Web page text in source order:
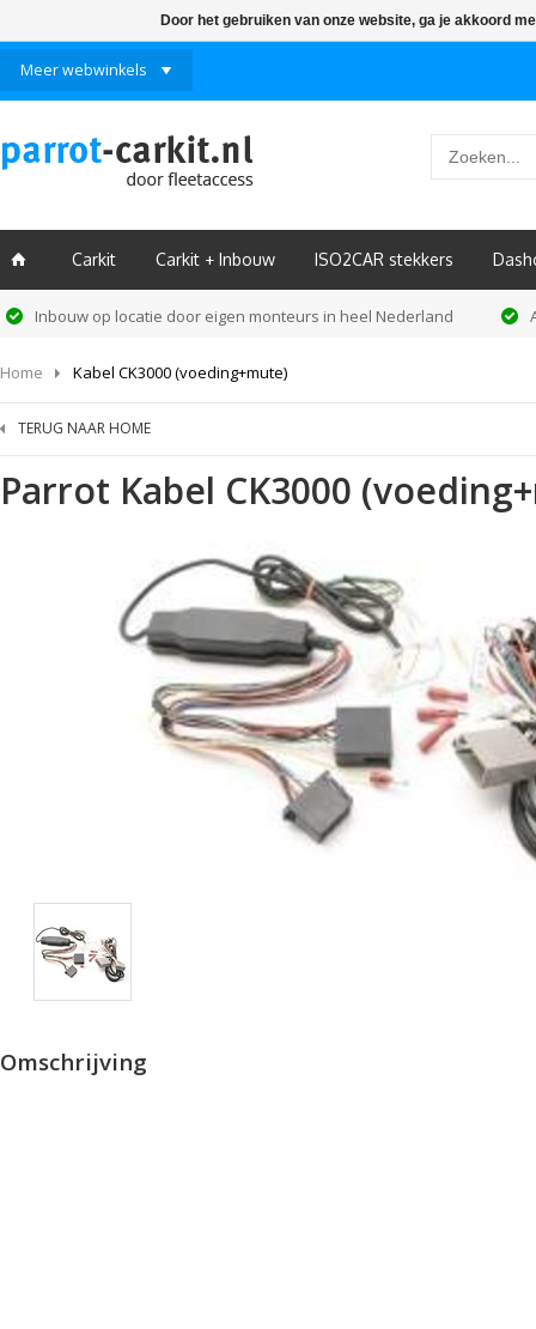
Meer webwinkels
ï Carkit Carkit + Inbouw ISO2CAR stekkers
Inbouw op locatie door eigen monteurs in heel Nederland
Home Kabel CK3000 (voeding+mute)
TERUG NAAR HOME
Parrot Kabel CK3000
Omschrijving
Door het gebruiken van onze website, ga je akkoord